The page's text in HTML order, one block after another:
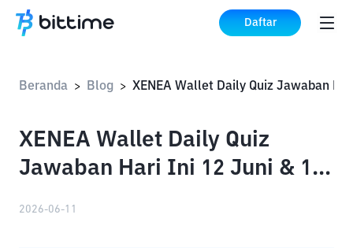
Daftar
Beranda > Blog >
XENEA Wallet Daily Quiz
Jawaban Hari Ini 12 Juni & 13
2026-06-11